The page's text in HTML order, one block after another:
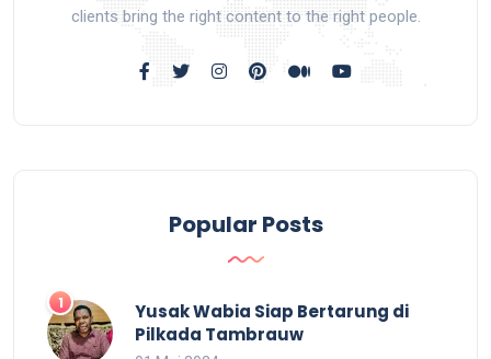
clients bring the right content to the right people.
Popular Posts
Yusak Wabia Siap Bertarung di
Pilkada Tambrauw